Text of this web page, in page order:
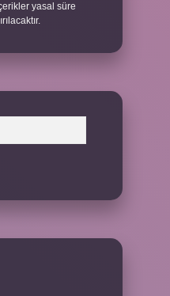
yasal süre